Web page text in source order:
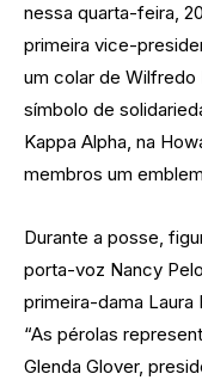
nessa quarta-feira,
primeira vice-
um colar de Wilfredo
símbolo de
Kappa Alpha, na
membros um
Durante a posse,
porta-voz Nancy
primeira-dama Laura
“As pérolas
Glenda Glover,